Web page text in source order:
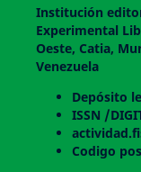
Institución
Experimental
Oeste, Catia,
Venezuela
Depósito
ISSN /
Codigo